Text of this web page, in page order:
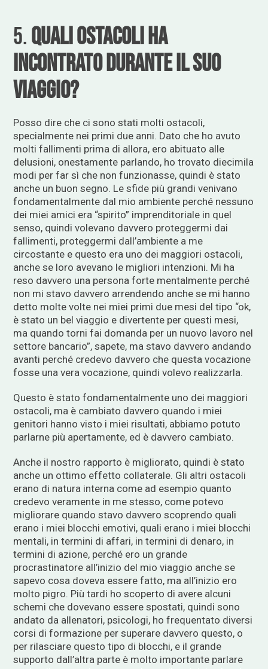
5.Quali ostacoli ha
incontrato durante il suo
viaggio?
Posso dire che ci sono stati molti ostacoli,
specialmente nei primi due anni. Dato che ho avuto
molti fallimenti prima di allora, ero abituato alle
delusioni, onestamente parlando, ho trovato diecimila
modi per far sì che non funzionasse, quindi è stato
anche un buon segno. Le sfide più grandi venivano
fondamentalmente dal mio ambiente perché nessuno
dei miei amici era “spirito” imprenditoriale in quel
senso, quindi volevano davvero proteggermi dai
fallimenti, proteggermi dall’ambiente a me
circostante e questo era uno dei maggiori ostacoli,
anche se loro avevano le migliori intenzioni. Mi ha
reso davvero una persona forte mentalmente perché
non mi stavo davvero arrendendo anche se mi hanno
detto molte volte nei miei primi due mesi del tipo “ok,
è stato un bel viaggio e divertente per questi mesi,
ma quando torni fai domanda per un nuovo lavoro nel
settore bancario”, sapete, ma stavo davvero andando
avanti perché credevo davvero che questa vocazione
fosse una vera vocazione, quindi volevo realizzarla.
Questo è stato fondamentalmente uno dei maggiori
ostacoli, ma è cambiato davvero quando i miei
genitori hanno visto i miei risultati, abbiamo potuto
parlarne più apertamente, ed è davvero cambiato.
Anche il nostro rapporto è migliorato, quindi è stato
anche un ottimo effetto collaterale. Gli altri ostacoli
erano di natura interna come ad esempio quanto
credevo veramente in me stesso, come potevo
migliorare quando stavo davvero scoprendo quali
erano i miei blocchi emotivi, quali erano i miei blocchi
mentali, in termini di affari, in termini di denaro, in
termini di azione, perché ero un grande
procrastinatore all’inizio del mio viaggio anche se
sapevo cosa doveva essere fatto, ma all’inizio ero
molto pigro. Più tardi ho scoperto di avere alcuni
schemi che dovevano essere spostati, quindi sono
andato da allenatori, psicologi, ho frequentato diversi
corsi di formazione per superare davvero questo, o
per rilasciare questo tipo di blocchi, e il grande
supporto dall’altra parte è molto importante parlare